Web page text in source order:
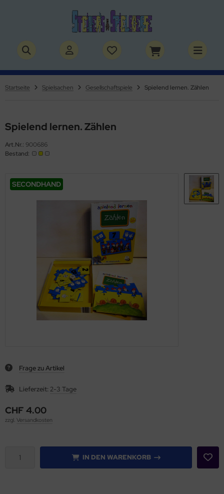
Startseite Spielsachen Gesellschaftspiele Spielend lernen. Zählen
Spielend lernen. Zählen
Art.Nr.: 900686
Bestand:
SECONDHAND
Frage zu Artikel
Lieferzeit: 2-3 Tage
CHF 4.00
zzgl. Versandkosten
IN DEN WARENKORB